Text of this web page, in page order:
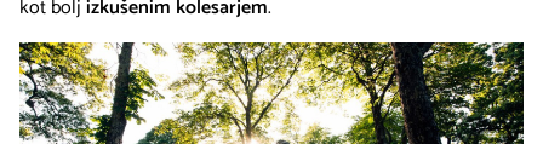
kot boljizkušenim kolesarjem.